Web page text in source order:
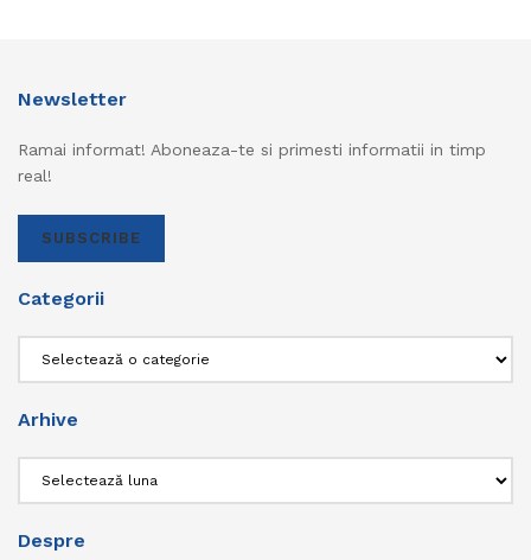
Newsletter
Ramai informat! Aboneaza-te si primesti informatii in timp
real!
SUBSCRIBE
Categorii
Arhive
Despre